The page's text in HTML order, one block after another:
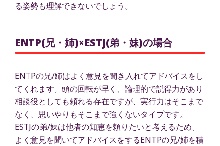
る姿勢も理解できないでしょう。
ENTP(兄・姉)×ESTJ(弟・妹)の場合
ENTPの兄/姉はよく意見を聞き入れてアドバイスをし
てくれます。頭の回転が早く、論理的で説得力があり
相談役としても頼れる存在ですが、実行力はそこまで
なく、思いやりもそこまで強くないタイプです。
ESTJの弟/妹は他者の知恵を頼りたいと考えるため、
よく意見を聞いてアドバイスをするENTPの兄/姉を積